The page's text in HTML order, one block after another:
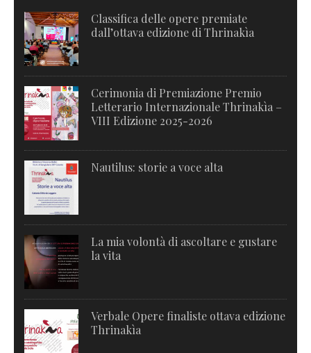
Classifica delle opere premiate
dall’ottava edizione di Thrinakìa
Cerimonia di Premiazione Premio
Letterario Internazionale Thrinakìa –
VIII Edizione 2025-2026
Nautilus: storie a voce alta
La mia volontà di ascoltare e gustare
la vita
Verbale Opere finaliste ottava edizione
Thrinakìa